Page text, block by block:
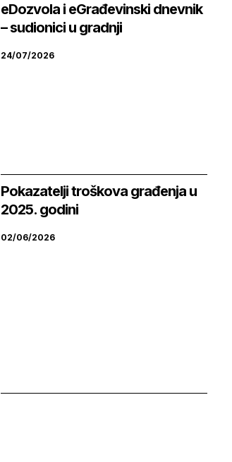
eDozvola i eGrađevinski dnevnik
– sudionici u gradnji
24/07/2026
Pokazatelji troškova građenja u
2025. godini
02/06/2026